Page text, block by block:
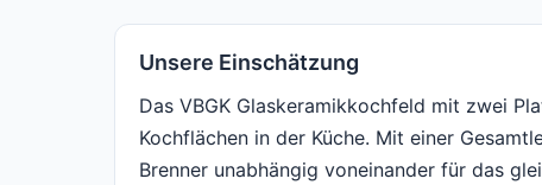
Unsere Einschätzung
Das VBGK Glaskeramikkochfeld mit zwei
Kochflächen in der Küche. Mit einer
Brenner unabhängig voneinander für das